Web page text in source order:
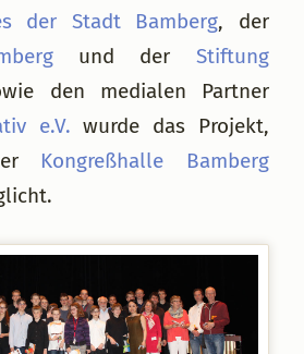
der Stadt Bamberg, der
und der Stiftung
den medialen Partner
e.V. wurde das Projekt,
Kongreßhalle Bamberg